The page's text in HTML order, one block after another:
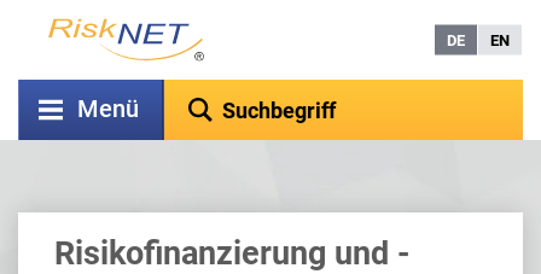
DE EN
Menü
Risikofinanzierung und -